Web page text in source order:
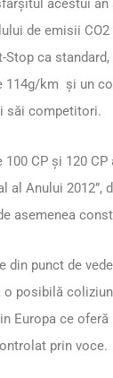
acestui
de emisii
ca
114g/km și un
săi competitori.
CP și 120
al Anului
asemenea
punct de
posibilă
Europa ce
prin voce.